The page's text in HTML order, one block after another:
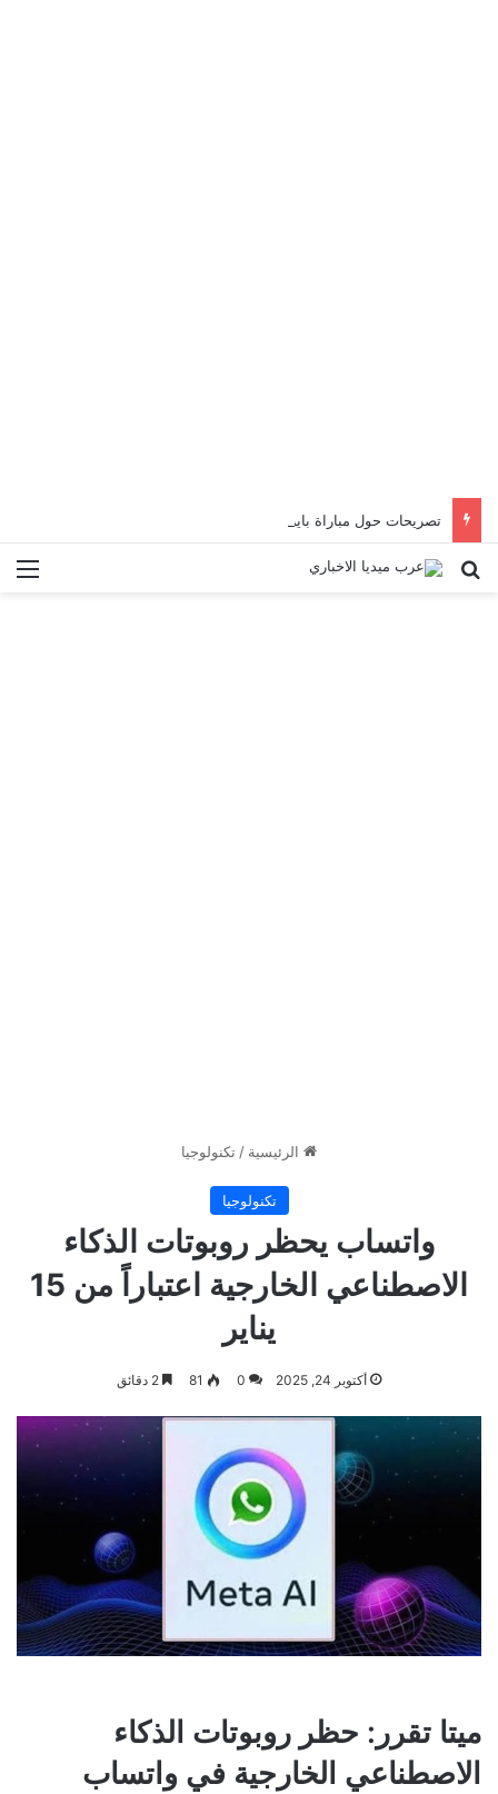
تصريحات حول مباراة بايرن ميونخ
بحث عن
الرئيسية / تكنولوجيا
تكنولوجيا
واتساب يحظر روبوتات الذكاء
الاصطناعي الخارجية اعتباراً من 15
يناير
أكتوبر 24, 2025 0
81
ميتا تقرر: حظر روبوتات الذكاء
الاصطناعي الخارجية في واتساب